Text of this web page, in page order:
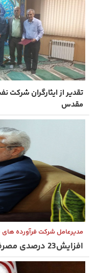
تقدیر از ایثارگران شرکت
مقدس
مدیرعامل شرکت فرآورده های
افزایش23 درصدی مصرف بنزین در گیلان